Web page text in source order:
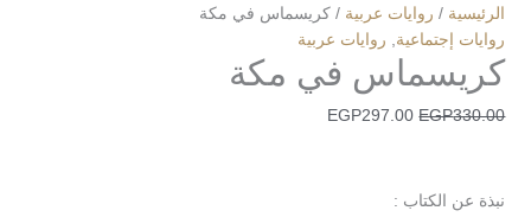
الرئيسية / روايات عربية / كريسماس في مكة
روايات إجتماعية
روايات عربية
كريسماس في مكة
EGP330.00
EGP297.00
نبذة عن الكتاب :